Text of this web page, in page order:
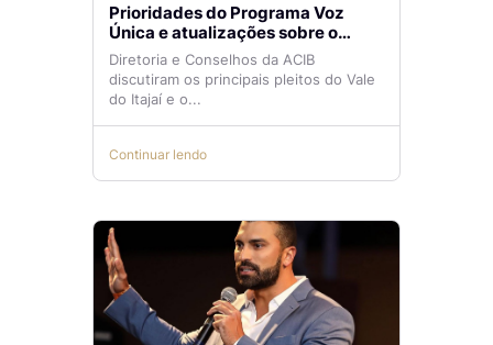
Prioridades do Programa Voz
Única e atualizações sobre o
Aeroporto de Navegantes são
temas de reunião na ACIB
Diretoria e Conselhos da ACIB
discutiram os principais pleitos do Vale
do Itajaí e o...
Continuar lendo